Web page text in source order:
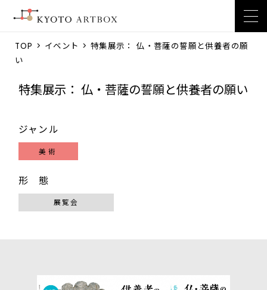
TOP > イベント > 特集展示： 仏・菩薩の誓願と供養者の願
い
特集展示： 仏・菩薩の誓願と供養者の願い
ジャンル
美術
形 態
展覧会